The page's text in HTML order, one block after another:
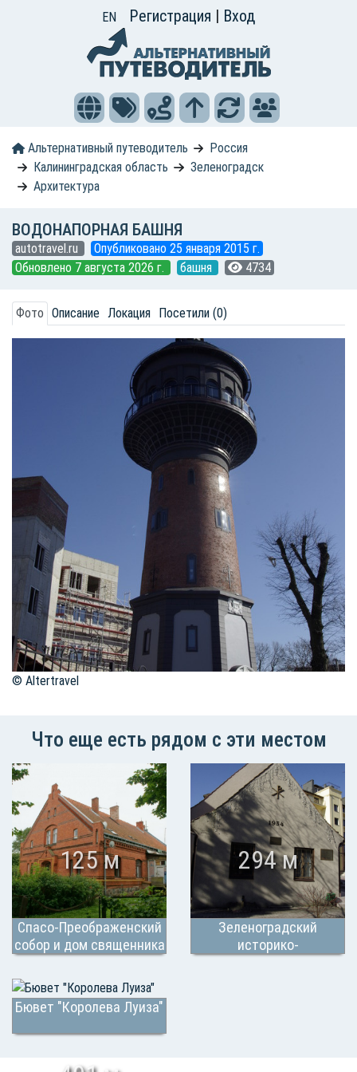
EN Регистрация | Вход
Альтернативный путеводитель
Россия
Калининградская область
Зеленоградск
Архитектура
ВОДОНАПОРНАЯ БАШНЯ
autotravel.ru
Опубликовано 25 января 2015 г.
Обновлено 7 августа 2026 г.
башня 4734
Фото Описание Локация Посетили (0)
© Altertravel
Что еще есть рядом с эти местом
Спасо-Преображенский
собор и дом священника
125 м
Зеленоградский
историко-
294 м
Бювет "Королева Луиза"